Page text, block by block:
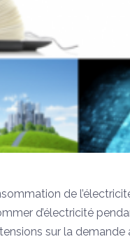
de
d’électricité
sur la